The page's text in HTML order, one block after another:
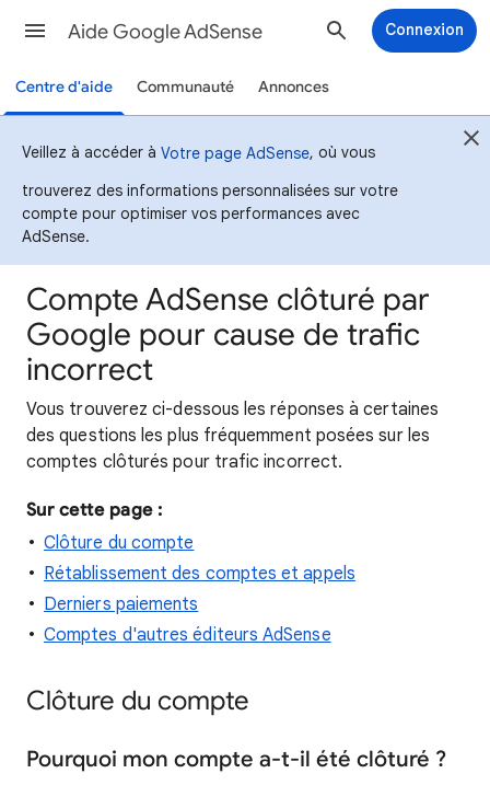
Aide Google AdSense Connexion
Centre d'aide Communauté Annonces
Veillez à accéder à Votre page AdSense, où vous
trouverez des informations personnalisées sur votre
compte pour optimiser vos performances avec
AdSense.
Compte AdSense clôturé par
Google pour cause de trafic
incorrect
Vous trouverez ci-dessous les réponses à certaines
des questions les plus fréquemment posées sur les
comptes clôturés pour trafic incorrect.
Sur cette page :
Clôture du compte
Rétablissement des comptes et appels
Derniers paiements
Comptes d'autres éditeurs AdSense
Clôture du compte
Pourquoi mon compte a-t-il été clôturé ?